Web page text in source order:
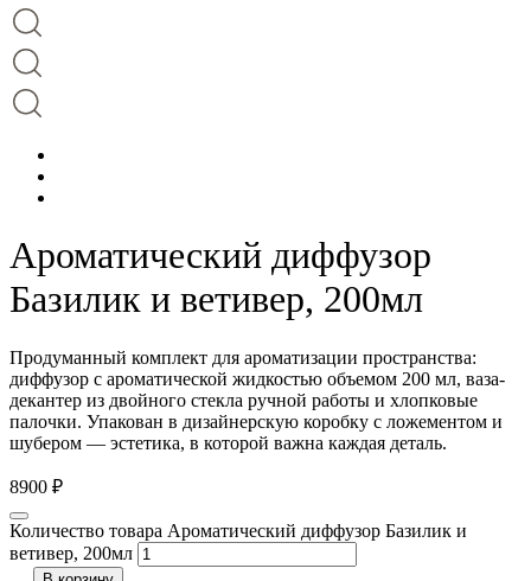
Ароматический диффузор
Базилик и ветивер, 200мл
Продуманный комплект для ароматизации пространства:
диффузор с ароматической жидкостью объемом 200 мл, ваза-
декантер из двойного стекла ручной работы и хлопковые
палочки. Упакован в дизайнерскую коробку с ложементом и
шубером — эстетика, в которой важна каждая деталь.
8900 ₽
Количество товара Ароматический диффузор Базилик и
ветивер, 200мл